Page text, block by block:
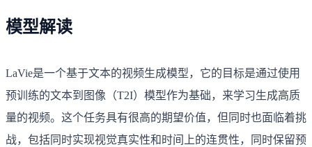
模型解读
LaVie是一个基于文本的视频生成模型，它的目标是通过使用
预训练的文本到图像（T2I）模型作为基础，来学习生成高质
量的视频。这个任务具有很高的期望价值，但同时也面临着挑
战，包括同时实现视觉真实性和时间上的连贯性，同时保留预